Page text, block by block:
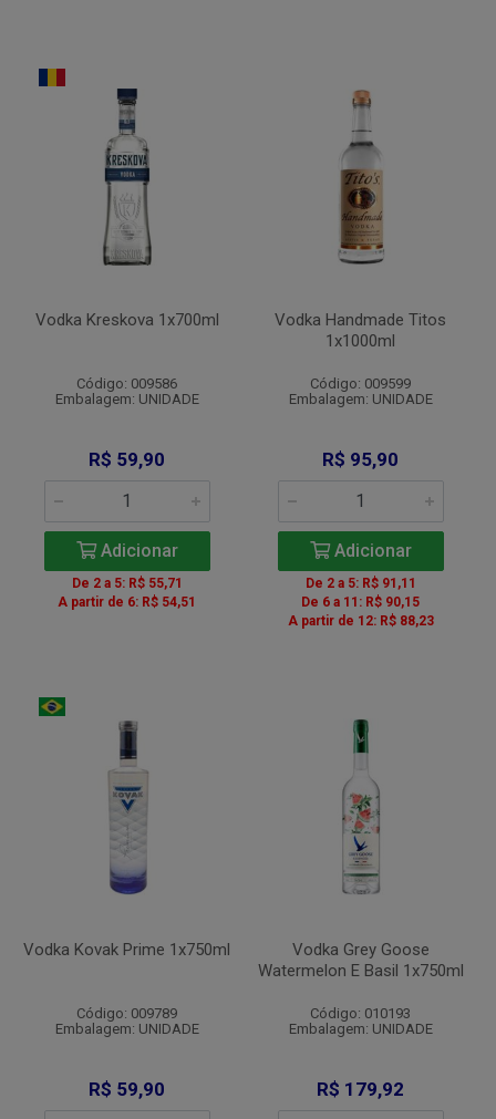
Vodka Kreskova 1x700ml
Código: 009586
Embalagem: UNIDADE
R$ 59,90
Adicionar
De 2 a 5: R$ 55,71
A partir de 6: R$ 54,51
Vodka Handmade Titos
1x1000ml
Código: 009599
Embalagem: UNIDADE
R$ 95,90
Adicionar
De 2 a 5: R$ 91,11
De 6 a 11: R$ 90,15
A partir de 12: R$ 88,23
Vodka Kovak Prime 1x750ml
Código: 009789
Embalagem: UNIDADE
R$ 59,90
Vodka Grey Goose
Watermelon E Basil 1x750ml
Código: 010193
Embalagem: UNIDADE
R$ 179,92